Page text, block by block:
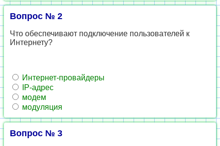
Вопрос № 2
Что обеспечивают подключение пользователей к
Интернету?
Интернет-провайдеры
IP-адрес
модем
модуляция
Вопрос № 3